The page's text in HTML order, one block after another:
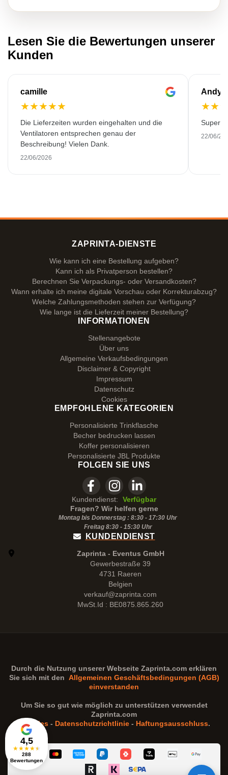
Lesen Sie die Bewertungen unserer
Kunden
camille
★★★★★
Die Lieferzeiten wurden eingehalten und die
Ventilatoren entsprechen genau der
Beschreibung! Vielen Dank.
22/06/2026
Andy
★★
Super
22/06/
4,5
★★★★★
288
Bewertungen
ZAPRINTA-DIENSTE
Wie kann ich eine Bestellung aufgeben?
Kann ich als Privatperson bestellen?
Berechnen Sie Verpackungs- oder Versandkosten?
Wann erhalte ich meine digitale Vorschau oder Korrekturabzug?
Welche Zahlungsmethoden stehen zur Verfügung?
Wie lange ist die Lieferzeit meiner Bestellung?
INFORMATIONEN
Stellenangebote
Über uns
Allgemeine Verkaufsbedingungen
Disclaimer & Copyright
Impressum
Datenschutz
Cookies
EMPFOHLENE KATEGORIEN
Personalisierte Trinkflasche
Becher bedrucken lassen
Koffer personalisieren
Personalisierte JBL Produkte
FOLGEN SIE UNS
Kundendienst:
Verfügbar
Fragen? Wir helfen gerne
Montag bis Donnerstag : 8:30 - 17:30 Uhr
Freitag 8:30 - 15:30Uhr
KUNDENDIENST
Zaprinta - Eventus GmbH
Gewerbestraße 39
4731 Raeren
Belgien
verkauf@zaprinta.com
MwSt.Id : BE0875.865.260
Durch die Nutzung unserer Webseite Zaprinta.com erklären
Sie sich mit den Allgemeinen Geschäftsbedingungen (AGB)
einverstanden
Um Sie so gut wie möglich zu unterstützen verwendet
Zaprinta.com
Cookies - Datenschutzrichtlinie - Haftungsausschluss.